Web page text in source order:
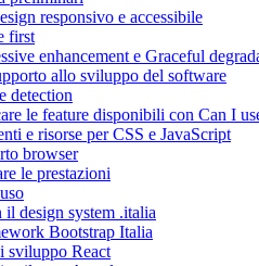
responsivo e accessibile
first
enhancement e Graceful
allo sviluppo del software
detection
le feature disponibili con Can I
e risorse per CSS e JavaScript
browser
le prestazioni
design system .italia
Bootstrap Italia
sviluppo React